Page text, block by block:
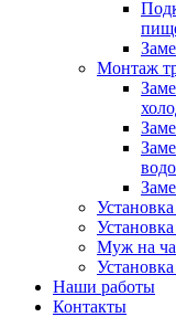
Монтаж
Муж на
Наши работы
Контакты